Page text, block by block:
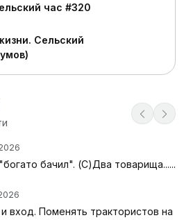
час #320
Сельский
бачил". (С)Два товарища......
вход. Поменять трактористов на